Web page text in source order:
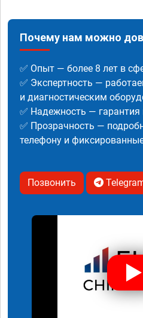
Почему нам можно
✅ Опыт — более 8 лет в
✅ Экспертность —
и диагностическим
✅ Надежность — гарантия
✅ Прозрачность —
телефону и
Позвонить